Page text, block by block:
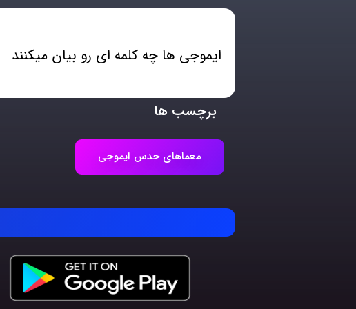
ایموجی ها چه کلمه ای رو بیان میکنند
برچسب ها
معماهای حدس ایموجی